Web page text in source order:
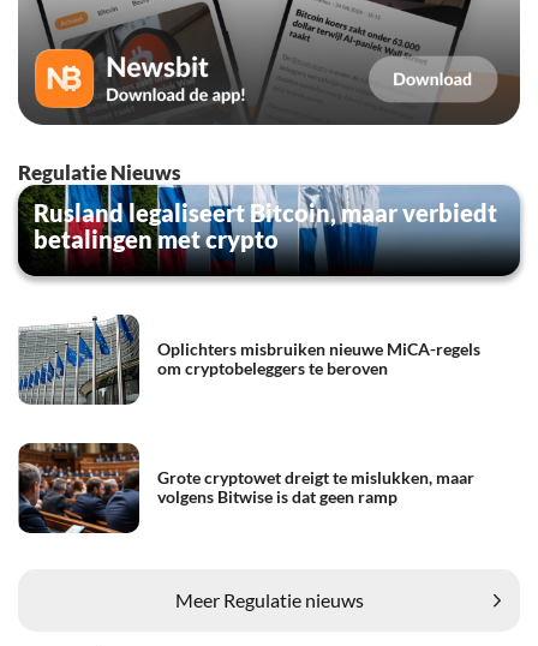
Regulatie Nieuws
Rusland legaliseert Bitcoin, maar verbiedt
betalingen met crypto
Oplichters misbruiken nieuwe MiCA-regels
om cryptobeleggers te beroven
Grote cryptowet dreigt te mislukken, maar
volgens Bitwise is dat geen ramp
Meer Regulatie nieuws